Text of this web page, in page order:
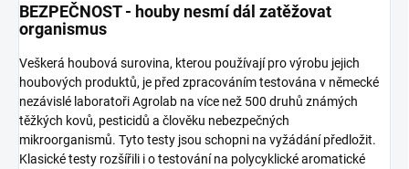
BEZPEČNOST - houby nesmí dál zatěžovat
organismus
Veškerá houbová surovina, kterou používají pro výrobu jejich
houbových produktů, je před zpracováním testována v německé
nezávislé laboratoři Agrolab na více než 500 druhů známých
těžkých kovů, pesticidů a člověku nebezpečných
mikroorganismů. Tyto testy jsou schopni na vyžádání předložit.
Klasické testy rozšířili i o testování na polycyklické aromatické